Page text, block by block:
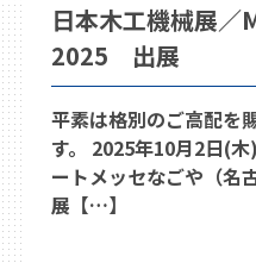
日本木工機械展
2025 出展
平素は格別のご高配を
す。 2025年10月2日(
ートメッセなごや（
展【…】